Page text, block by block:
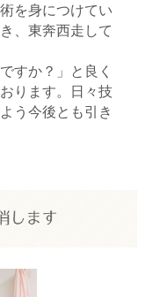
を身につけてい
、東奔西走して
すか？」と良く
ります。日々技
う今後とも引き